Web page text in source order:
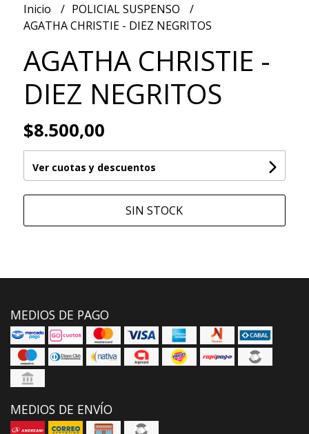
Inicio
POLICIAL SUSPENSO
AGATHA CHRISTIE - DIEZ NEGRITOS
AGATHA CHRISTIE -
DIEZ NEGRITOS
$8.500,00
Ver cuotas y descuentos
SIN STOCK
MEDIOS DE PAGO
MEDIOS DE ENVÍO